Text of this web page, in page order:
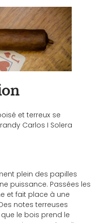
et terreux se
Carlos I Solera
plein des papilles
puissance. Passées les
et fait place à une
notes terreuses
le bois prend le